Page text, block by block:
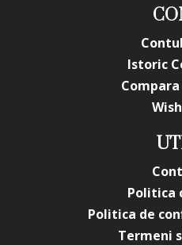
Istoric
Politica
Politica de
Termeni